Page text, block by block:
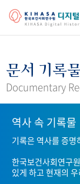
걸어온 길 기관
연구 역사
정책과 연구 키
문서 기록
Documentary
역사 속 기록물
기록은 역사를 증
한국보건사회연구
있게 하고 현재의